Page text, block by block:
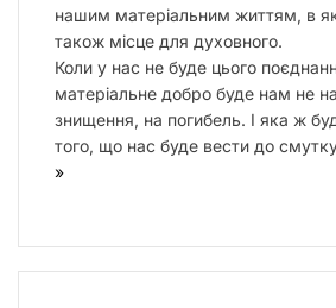
нашим матеріальним життям, в
також місце для духовного.
Коли у нас не буде цього
матеріальне добро буде нам не
знищення, на погибель. І яка ж
того, що нас буде вести до
»